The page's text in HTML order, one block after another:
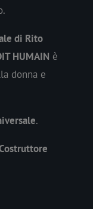
di Rito
HUMAIN è
donna e
.